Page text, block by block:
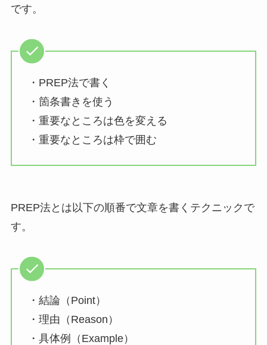
です。
・PREP法で書く
・箇条書きを使う
・重要なところは色を変える
・重要なところは枠で囲む
PREP法とは以下の順番で文章を書くテクニックで
す。
・結論（Point）
・理由（Reason）
・具体例（Example）